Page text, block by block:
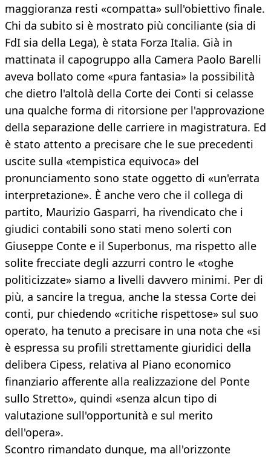
maggioranza resti «compatta» sull'obiettivo finale.
Chi da subito si è mostrato più conciliante (sia di
FdI sia della Lega), è stata Forza Italia. Già in
mattinata il capogruppo alla Camera Paolo Barelli
aveva bollato come «pura fantasia» la possibilità
che dietro l'altolà della Corte dei Conti si celasse
una qualche forma di ritorsione per l'approvazione
della separazione delle carriere in magistratura. Ed
è stato attento a precisare che le sue precedenti
uscite sulla «tempistica equivoca» del
pronunciamento sono state oggetto di «un'errata
interpretazione». È anche vero che il collega di
partito, Maurizio Gasparri, ha rivendicato che i
giudici contabili sono stati meno solerti con
Giuseppe Conte e il Superbonus, ma rispetto alle
solite frecciate degli azzurri contro le «toghe
politicizzate» siamo a livelli davvero minimi. Per di
più, a sancire la tregua, anche la stessa Corte dei
conti, pur chiedendo «critiche rispettose» sul suo
operato, ha tenuto a precisare in una nota che «si
è espressa su profili strettamente giuridici della
delibera Cipess, relativa al Piano economico
finanziario afferente alla realizzazione del Ponte
sullo Stretto», quindi «senza alcun tipo di
valutazione sull'opportunità e sul merito
dell'opera».
Scontro rimandato dunque, ma all'orizzonte